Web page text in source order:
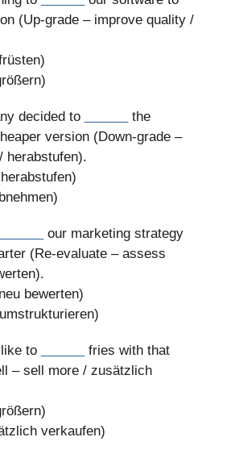
(Up-grade – improve quality /
decided to
the
version (Down-grade –
herabstufen).
our marketing strategy
(Re-evaluate – assess
bewerten)
to
fries with that
– sell more / zusätzlich
verkaufen)